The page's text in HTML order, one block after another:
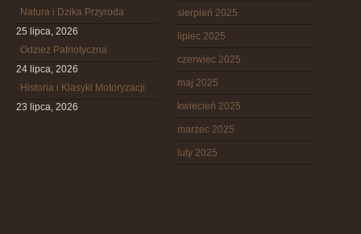
Natura i Dzika Przyroda
25 lipca, 2026
Odzież Patriotyczna
24 lipca, 2026
Historia i Klasyki Motoryzacji
23 lipca, 2026
sierpień 2025
lipiec 2025
czerwiec 2025
maj 2025
kwiecień 2025
marzec 2025
luty 2025